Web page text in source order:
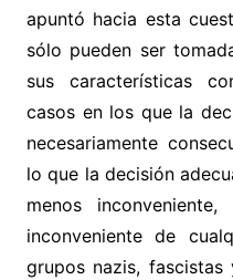
apuntó hacia esta
sólo pueden ser
sus características
casos en los que la
necesariamente
lo que la decisión
menos
inconveniente de
grupos nazis, fascistas